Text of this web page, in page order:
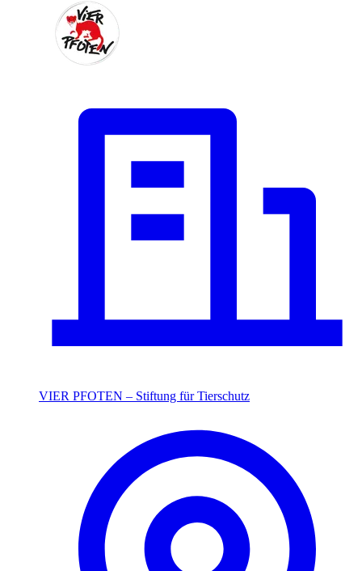
VIER PFOTEN – Stiftung für Tierschutz